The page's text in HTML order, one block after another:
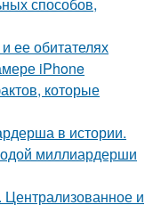
ее обитателях
iPhone
которые
в истории.
миллиардерши
и